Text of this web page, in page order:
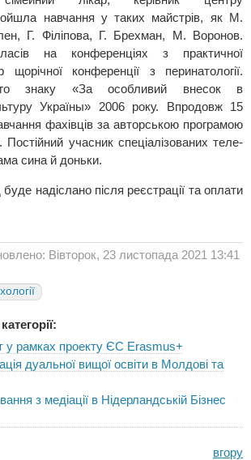
навчання у таких майстрів, як М.
Г. Філіпова, Г. Брехман, М. Воронов.
на конференціях з практичної
щорічної конференції з перинатології.
знаку «За особливий внесок в
Україны» 2006 року. Впродовж 15
фахівців за авторською програмою
учасник спеціалізованих теле-
сина й доньки.
надіслано після реєстрації та оплати
Вівторок, 23 листопада 2021 13:41
у рамках проекту ЄС Erasmus+
дуальної вищої освіти в Молдові та
з медіації в Нідерландській Бізнес
вгору